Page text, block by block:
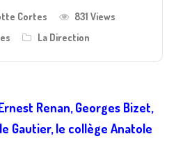
Cortes
831 Views
La Direction
Renan, Georges Bizet,
Gautier, le collège Anatole